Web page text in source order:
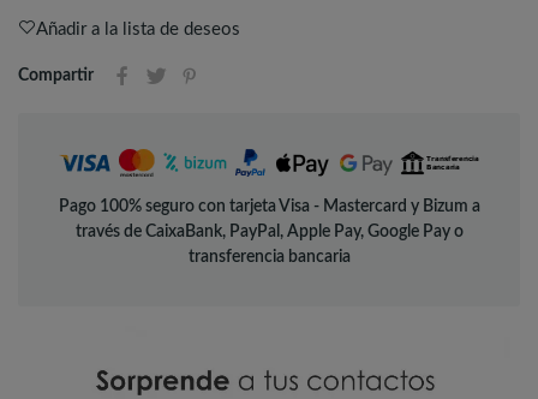
Añadir a la lista de deseos
Compartir
Pago 100% seguro con tarjeta Visa - Mastercard y Bizum a
través de CaixaBank, PayPal, Apple Pay, Google Pay o
transferencia bancaria